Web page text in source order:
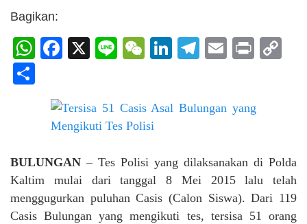
Bagikan:
WhatsApp
Facebook
X LineWeChat
LinkedIn
Telegram
Email
Print
BULUNGAN – Tes Polisi yang dilaksanakan di Polda
Kaltim mulai dari tanggal 8 Mei 2015 lalu telah
menggugurkan puluhan Casis (Calon Siswa). Dari 119
Casis Bulungan yang mengikuti tes, tersisa 51 orang